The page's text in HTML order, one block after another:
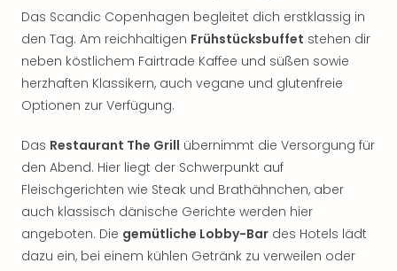
Das Scandic Copenhagen begleitet dich erstklassig in
den Tag. Am reichhaltigen Frühstücksbuffet stehen dir
neben köstlichem Fairtrade Kaffee und süßen sowie
herzhaften Klassikern, auch vegane und glutenfreie
Optionen zur Verfügung.
Das Restaurant The Grill übernimmt die Versorgung für
den Abend. Hier liegt der Schwerpunkt auf
Fleischgerichten wie Steak und Brathähnchen, aber
auch klassisch dänische Gerichte werden hier
angeboten. Die gemütliche Lobby-Bar des Hotels lädt
dazu ein, bei einem kühlen Getränk zu verweilen oder